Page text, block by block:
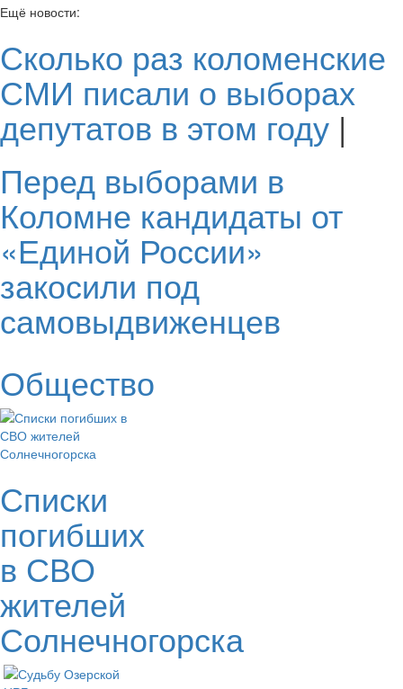
Ещё новости:
Сколько раз коломенские
СМИ писали о выборах
депутатов в этом году |
Перед выборами в
Коломне кандидаты от
«Единой России»
закосили под
самовыдвиженцев
Общество
Списки
погибших
в СВО
жителей
Солнечногорска